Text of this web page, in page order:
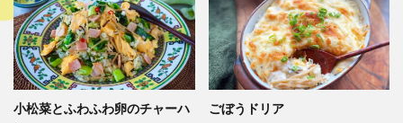
小松菜とふわふわ卵のチャーハ
ごぼうドリア